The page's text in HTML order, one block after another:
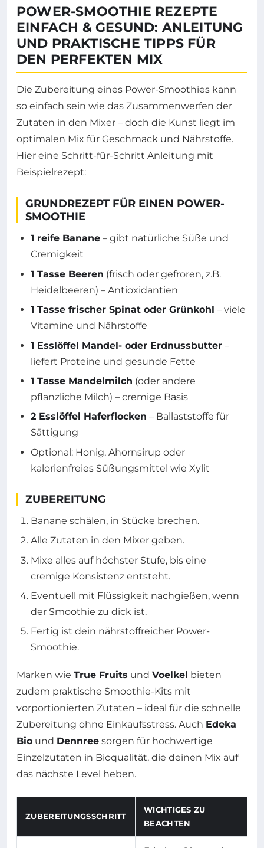
POWER-SMOOTHIE REZEPTE
EINFACH & GESUND: ANLEITUNG
UND PRAKTISCHE TIPPS FÜR
DEN PERFEKTEN MIX
Die Zubereitung eines Power-Smoothies kann
so einfach sein wie das Zusammenwerfen der
Zutaten in den Mixer – doch die Kunst liegt im
optimalen Mix für Geschmack und Nährstoffe.
Hier eine Schritt-für-Schritt Anleitung mit
Beispielrezept:
GRUNDREZEPT FÜR EINEN POWER-
SMOOTHIE
1 reife Banane – gibt natürliche Süße und
Cremigkeit
1 Tasse Beeren (frisch oder gefroren, z.B.
Heidelbeeren) – Antioxidantien
1 Tasse frischer Spinat oder Grünkohl – viele
Vitamine und Nährstoffe
1 Esslöffel Mandel- oder Erdnussbutter –
liefert Proteine und gesunde Fette
1 Tasse Mandelmilch (oder andere
pflanzliche Milch) – cremige Basis
2 Esslöffel Haferflocken – Ballaststoffe für
Sättigung
Optional: Honig, Ahornsirup oder
kalorienfreies Süßungsmittel wie Xylit
ZUBEREITUNG
Banane schälen, in Stücke brechen.
Alle Zutaten in den Mixer geben.
Mixe alles auf höchster Stufe, bis eine
cremige Konsistenz entsteht.
Eventuell mit Flüssigkeit nachgießen, wenn
der Smoothie zu dick ist.
Fertig ist dein nährstoffreicher Power-
Smoothie.
Marken wie True Fruits und Voelkel bieten
zudem praktische Smoothie-Kits mit
vorportionierten Zutaten – ideal für die schnelle
Zubereitung ohne Einkaufsstress. Auch Edeka
Bio und Dennree sorgen für hochwertige
Einzelzutaten in Bioqualität, die deinen Mix auf
das nächste Level heben.
ZUBEREITUNGSSCHRITT
WICHTIGES ZU
BEACHTEN